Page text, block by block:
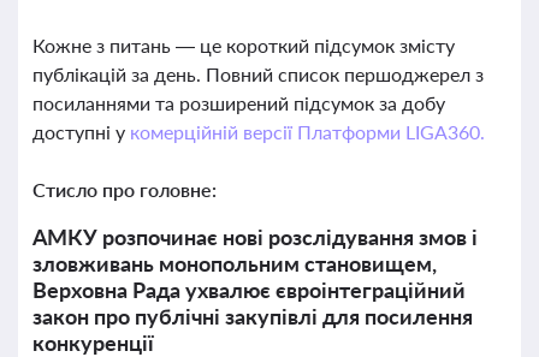
Кожне з питань — це короткий підсумок змісту
публікацій за день. Повний список першоджерел з
посиланнями та розширений підсумок за добу
доступні у комерційній версії Платформи LIGA360.
Стисло про головне:
АМКУ розпочинає нові розслідування змов і
зловживань монопольним становищем,
Верховна Рада ухвалює євроінтеграційний
закон про публічні закупівлі для посилення
конкуренції